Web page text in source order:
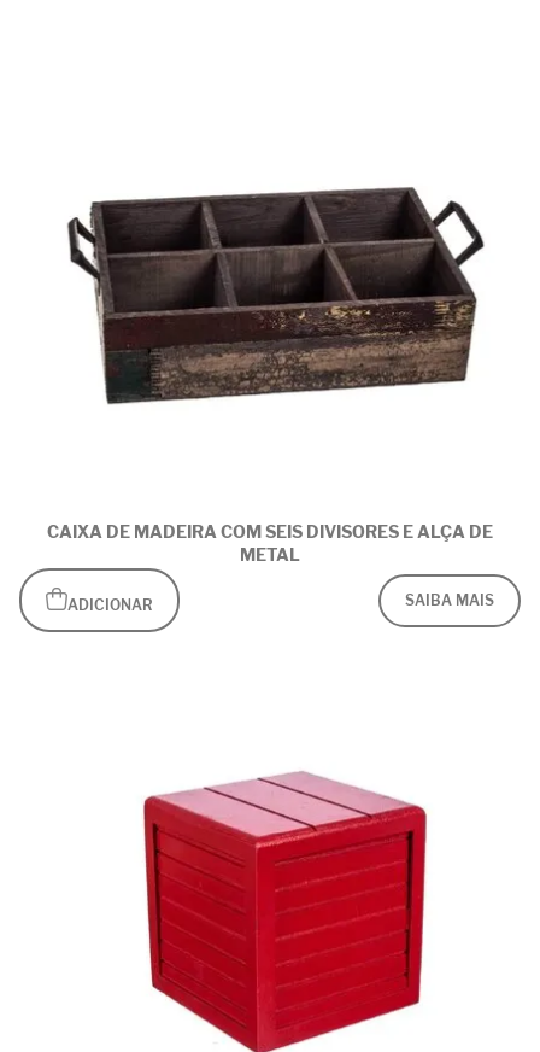
CAIXA DE MADEIRA COM SEIS DIVISORES E ALÇA DE
METAL
ADICIONAR SAIBA MAIS